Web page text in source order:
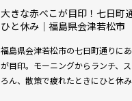
大きな赤べこが目印！七日町
ひと休み｜福島県会津若松市
福島県会津若松市の七日町通りに
が目印。モーニングからランチ、
ろん、散策で疲れたときにひと休